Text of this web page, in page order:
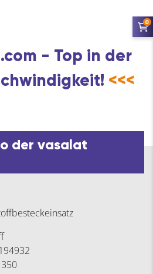
- Top in der
<<<
der vasalat
350
0